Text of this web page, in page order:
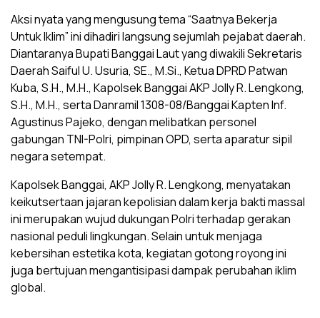
Aksi nyata yang mengusung tema “Saatnya Bekerja
Untuk Iklim” ini dihadiri langsung sejumlah pejabat daerah.
Diantaranya Bupati Banggai Laut yang diwakili Sekretaris
Daerah Saiful U. Usuria, SE., M.Si., Ketua DPRD Patwan
Kuba, S.H., M.H., Kapolsek Banggai AKP Jolly R. Lengkong,
S.H., M.H., serta Danramil 1308-08/Banggai Kapten Inf.
Agustinus Pajeko, dengan melibatkan personel
gabungan TNI-Polri, pimpinan OPD, serta aparatur sipil
negara setempat.
Kapolsek Banggai, AKP Jolly R. Lengkong, menyatakan
keikutsertaan jajaran kepolisian dalam kerja bakti massal
ini merupakan wujud dukungan Polri terhadap gerakan
nasional peduli lingkungan. Selain untuk menjaga
kebersihan estetika kota, kegiatan gotong royong ini
juga bertujuan mengantisipasi dampak perubahan iklim
global.